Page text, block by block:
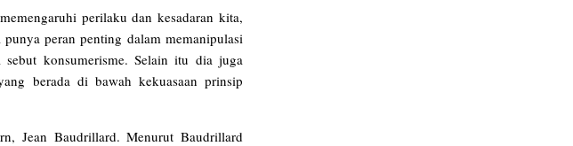
perilaku dan kesadaran kita,
peran penting dalam memanipulasi
sebut konsumerisme. Selain itu dia juga
berada di bawah kekuasaan prinsip
Jean Baudrillard. Menurut Baudrillard